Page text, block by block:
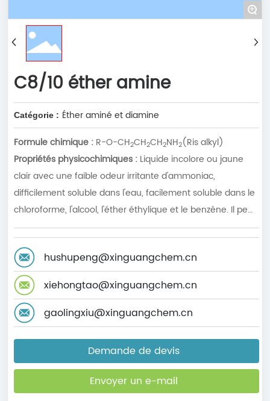
+
C8/10 éther amine
Catégorie : Éther aminé et diamine
Formule chimique : R-O-CH2CH2CH2NH2(Ris alkyl)
Propriétés physicochimiques : Liquide incolore ou jaune
clair avec une faible odeur irritante d'ammoniac,
difficilement soluble dans l'eau, facilement soluble dans le
chloroforme, l'alcool, l'éther éthylique et le benzène. Il peut
être utilisé pour produire des sels réagissant avec l'acide.
hushupeng@xinguangchem.cn
xiehongtao@xinguangchem.cn
gaolingxiu@xinguangchem.cn
Demande de devis
Envoyer un e-mail